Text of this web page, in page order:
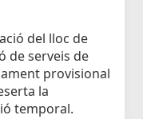
del lloc de
de serveis de
provisional
la
temporal.